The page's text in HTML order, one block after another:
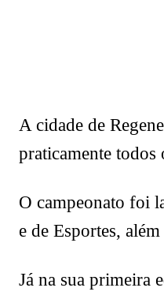
A cidade de
praticamente todos
O campeonato foi
e de Esportes,
Já na sua primeira